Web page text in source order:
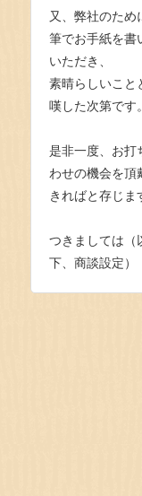
又、弊社のため
筆でお手紙を書
いただき、
素晴らしいこと
嘆した次第です。
是非一度、お打
わせの機会を頂
きればと存じま
つきましては（
下、商談設定）